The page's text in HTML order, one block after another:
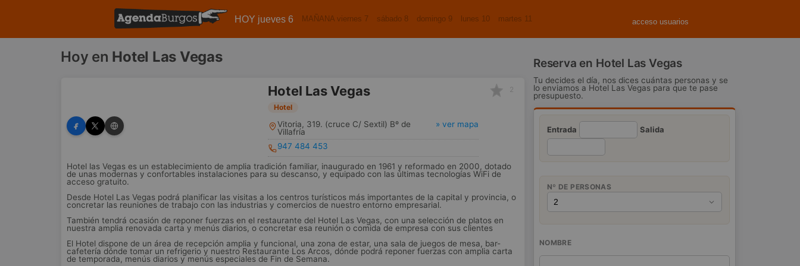
acceso usuarios
HOY jueves 6 MAÑANA viernes 7 sábado 8 domingo 9 lunes 10 martes 11
Hoy en Hotel Las Vegas
Hotel Las Vegas
Hotel
Vitoria, 319. (cruce C/ Sextil) Bº de
Villafría
» ver mapa
947 484 453
2
Hotel las Vegas es un establecimiento de amplia tradición familiar, inaugurado en 1961 y reformado en 2000, dotado
de unas modernas y confortables instalaciones para su descanso, y equipado con las últimas tecnologías WiFi de
acceso gratuito.
Desde Hotel Las Vegas podrá planificar las visitas a los centros turísticos más importantes de la capital y provincia, o
concretar las reuniones de trabajo con las industrias y comercios de nuestro entorno empresarial.
También tendrá ocasión de reponer fuerzas en el restaurante del Hotel Las Vegas, con una selección de platos en
nuestra amplia renovada carta y menús diarios, o concretar esa reunión o comida de empresa con sus clientes
El Hotel dispone de un área de recepción amplia y funcional, una zona de estar, una sala de juegos de mesa, bar-
cafetería dónde tomar un refrigerio y nuestro Restaurante Los Arcos, dónde podrá reponer fuerzas con amplia carta
de temporada, menús diarios y menús especiales de Fin de Semana.
Reserva en Hotel Las Vegas
Tu decides el día, nos dices cuántas personas y se
lo enviamos a Hotel Las Vegas para que te pase
presupuesto.
Entrada Salida
Nº DE PERSONAS
NOMBRE